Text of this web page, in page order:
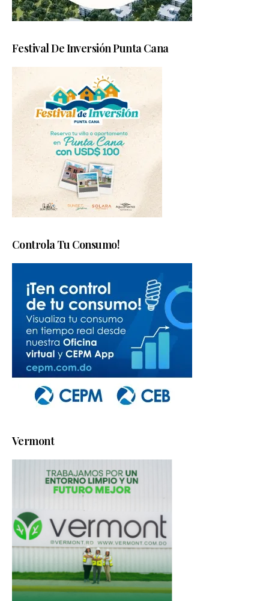
Festival De Inversión Punta Cana
Controla Tu Consumo!
Vermont